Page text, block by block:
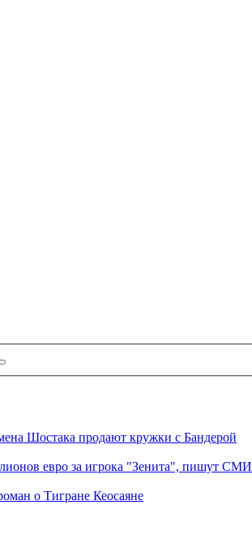
Шостака продают кружки с Бандерой
евро за игрока "Зенита", пишут СМИ
о Тигране Кеосаяне